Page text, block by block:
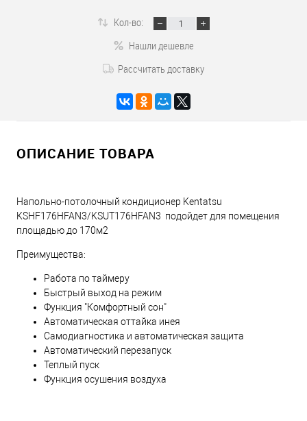
Кол-во:
Нашли дешевле
Рассчитать доставку
ОПИСАНИЕ ТОВАРА
Напольно-потолочный кондиционер Kentatsu
KSHF176HFAN3/KSUT176HFAN3 подойдет для помещения
площадью до 170м2
Преимущества:
Работа по таймеру
Быстрый выход на режим
Функция "Комфортный сон"
Автоматическая оттайка инея
Самодиагностика и автоматическая защита
Автоматический перезапуск
Теплый пуск
Функция осушения воздуха